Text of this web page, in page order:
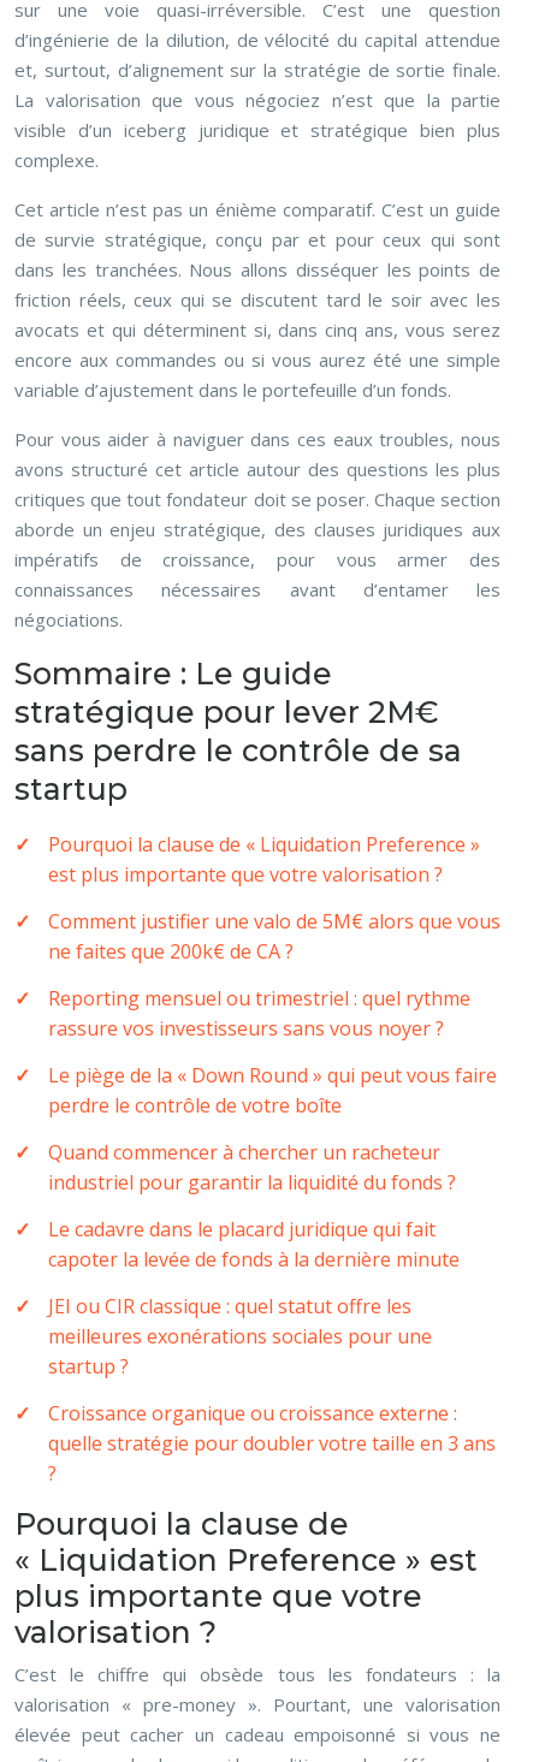
sur une voie quasi-irréversible. C’est une question
d’ingénierie de la dilution, de vélocité du capital attendue
et, surtout, d’alignement sur la stratégie de sortie finale.
La valorisation que vous négociez n’est que la partie
visible d’un iceberg juridique et stratégique bien plus
complexe.
Cet article n’est pas un énième comparatif. C’est un guide
de survie stratégique, conçu par et pour ceux qui sont
dans les tranchées. Nous allons disséquer les points de
friction réels, ceux qui se discutent tard le soir avec les
avocats et qui déterminent si, dans cinq ans, vous serez
encore aux commandes ou si vous aurez été une simple
variable d’ajustement dans le portefeuille d’un fonds.
Pour vous aider à naviguer dans ces eaux troubles, nous
avons structuré cet article autour des questions les plus
critiques que tout fondateur doit se poser. Chaque section
aborde un enjeu stratégique, des clauses juridiques aux
impératifs de croissance, pour vous armer des
connaissances nécessaires avant d’entamer les
négociations.
Sommaire : Le guide
stratégique pour lever 2M€
sans perdre le contrôle de sa
startup
Pourquoi la clause de « Liquidation Preference »
est plus importante que votre valorisation ?
Comment justifier une valo de 5M€ alors que vous
ne faites que 200k€ de CA ?
Reporting mensuel ou trimestriel : quel rythme
rassure vos investisseurs sans vous noyer ?
Le piège de la « Down Round » qui peut vous faire
perdre le contrôle de votre boîte
Quand commencer à chercher un racheteur
industriel pour garantir la liquidité du fonds ?
Le cadavre dans le placard juridique qui fait
capoter la levée de fonds à la dernière minute
JEI ou CIR classique : quel statut offre les
meilleures exonérations sociales pour une
startup ?
Croissance organique ou croissance externe :
quelle stratégie pour doubler votre taille en 3 ans
?
Pourquoi la clause de
« Liquidation Preference » est
plus importante que votre
valorisation ?
C’est le chiffre qui obsède tous les fondateurs : la
valorisation « pre-money ». Pourtant, une valorisation
élevée peut cacher un cadeau empoisonné si vous ne